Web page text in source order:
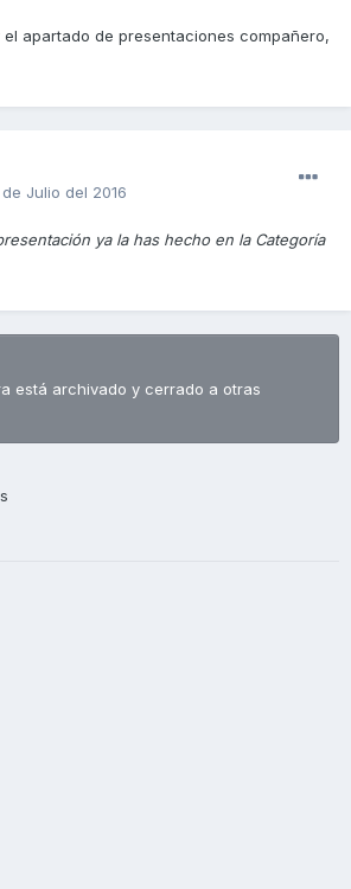
apartado de presentaciones compañero,
Julio del 2016
ya la has hecho en la Categoría
está archivado y cerrado a otras